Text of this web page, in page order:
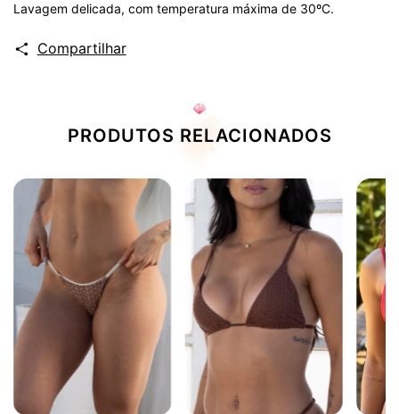
Lavagem delicada, com temperatura máxima de 30ºC.
Compartilhar
PRODUTOS RELACIONADOS